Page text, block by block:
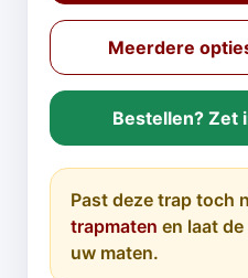
Meerdere
Bestellen? Zet
Past deze trap toch
trapmaten en laat
uw maten.